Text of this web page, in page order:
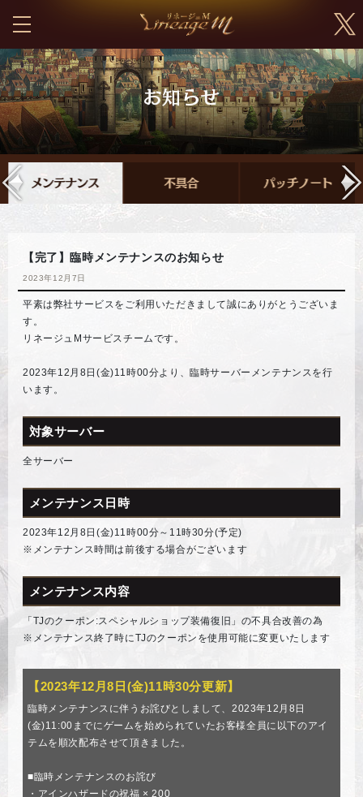
【完了】臨時メンテナンスのお知らせ
2023年12月7日
平素は弊社サービスをご利用いただきまして誠にありがとうございま
す。
リネージュMサービスチームです。
2023年12月8日(金)11時00分より、臨時サーバーメンテナンスを行
います。
対象サーバー
全サーバー
メンテナンス日時
2023年12月8日(金)11時00分～11時30分(予定)
※メンテナンス時間は前後する場合がございます
メンテナンス内容
「TJのクーポン:スペシャルショップ装備復旧」の不具合改善の為
※メンテナンス終了時にTJのクーポンを使用可能に変更いたします
【2023年12月8日(金)11時30分更新】
臨時メンテナンスに伴うお詫びとしまして、2023年12月8日
(金)11:00までにゲームを始められていたお客様全員に以下のアイ
テムを順次配布させて頂きました。
■臨時メンテナンスのお詫び
・アインハザードの祝福 × 200